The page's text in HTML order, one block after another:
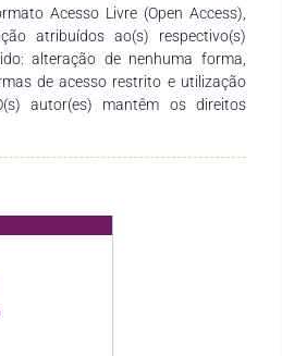
Acesso Livre (Open Access),
atribuídos ao(s) respectivo(s)
alteração de nenhuma forma,
de acesso restrito e utilização
autor(es) mantêm os direitos